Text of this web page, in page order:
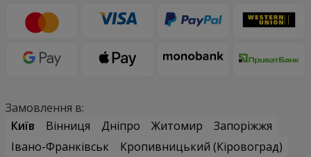
Замовлення в:
Київ
Вінниця Дніпро Житомир
Запоріжжя
Івано-Франківськ
Кропивницький (Кіровоград)